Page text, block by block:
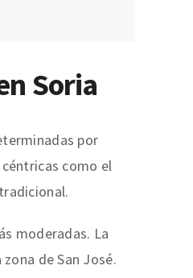
Soria
por
como el
moderadas. La
de San José.